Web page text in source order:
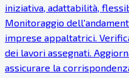
iniziativa, adattabilità,
Monitoraggio
imprese appaltatrici.
dei lavori assegnati.
assicurare la